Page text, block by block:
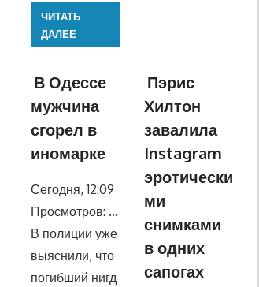
ЧИТАТЬ
ДАЛЕЕ
В Одессе
мужчина
сгорел в
иномарке
Сегодня, 12:09
Просмотров: …
В полиции уже
выяснили, что
погибший нигд
Пэрис
Хилтон
завалила
Instagram
эротически
ми
снимками
в одних
сапогах